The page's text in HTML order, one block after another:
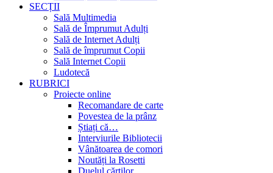
SECȚII
Sală Multimedia
Sală de Împrumut Adulți
Sală de Internet Adulți
Sală de împrumut Copii
Sală Internet Copii
Ludotecă
RUBRICI
Proiecte online
Recomandare de carte
Povestea de la prânz
Știați că…
Interviurile Bibliotecii
Vânătoarea de comori
Noutăți la Rosetti
Duelul cărților